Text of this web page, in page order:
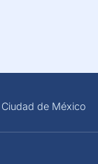
Ciudad de México